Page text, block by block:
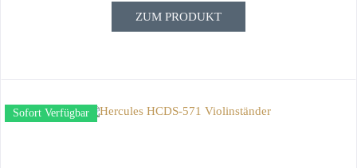
ZUM PRODUKT
Sofort Verfügbar